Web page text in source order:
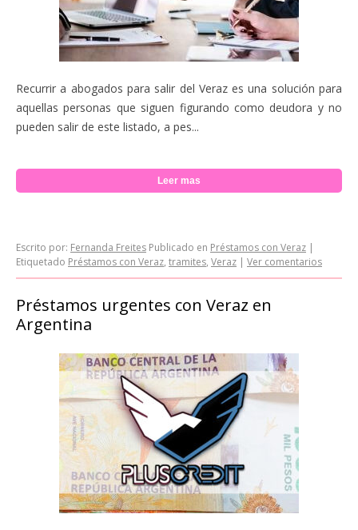
Recurrir a abogados para salir del Veraz es una solución para
aquellas personas que siguen figurando como deudora y no
pueden salir de este listado, a pes...
Leer mas
Escrito por: Fernanda Freites Publicado en Préstamos con Veraz |
Etiquetado Préstamos con Veraz, tramites, Veraz | Ver comentarios
Préstamos urgentes con Veraz en
Argentina